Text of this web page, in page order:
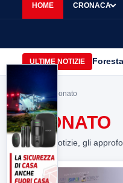
HOME CRONACA
ULTIME NOTIZIE
Home> neonato
NEONATO
Tutte le notizie, gli